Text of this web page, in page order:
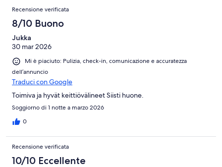
Recensione verificata
8/10 Buono
Jukka
30 mar 2026
Mi è piaciuto: Pulizia, check-in, comunicazione e accuratezza
dell’annuncio
Traduci con Google
Toimiva ja hyvät keittiövälineet Siisti huone.
Soggiorno di 1 notte a marzo 2026
0
Recensione verificata
10/10 Eccellente